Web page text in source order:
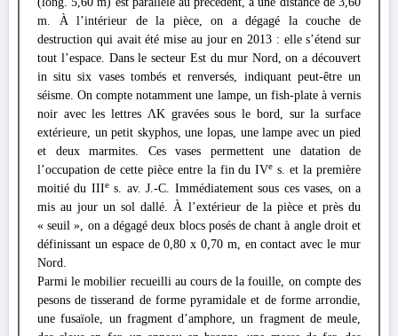
m. À l’intérieur de la pièce, on a dégagé la couche de
destruction qui avait été mise au jour en 2013 : elle s’étend sur
tout l’espace. Dans le secteur Est du mur Nord, on a découvert
in situ six vases tombés et renversés, indiquant peut-être un
séisme. On compte notamment une lampe, un fish-plate à vernis
noir avec les lettres ΛΚ gravées sous le bord, sur la surface
extérieure, un petit skyphos, une lopas, une lampe avec un pied
et deux marmites. Ces vases permettent une datation de
l’occupation de cette pièce entre la fin du IVe s. et la première
moitié du IIIes. av. J.-C. Immédiatement sous ces vases, on a
mis au jour un sol dallé. À l’extérieur de la pièce et près du
« seuil », on a dégagé deux blocs posés de chant à angle droit et
définissant un espace de 0,80 x 0,70 m, en contact avec le mur
Nord.
Parmi le mobilier recueilli au cours de la fouille, on compte des
pesons de tisserand de forme pyramidale et de forme arrondie,
une fusaïole, un fragment d’amphore, un fragment de meule,